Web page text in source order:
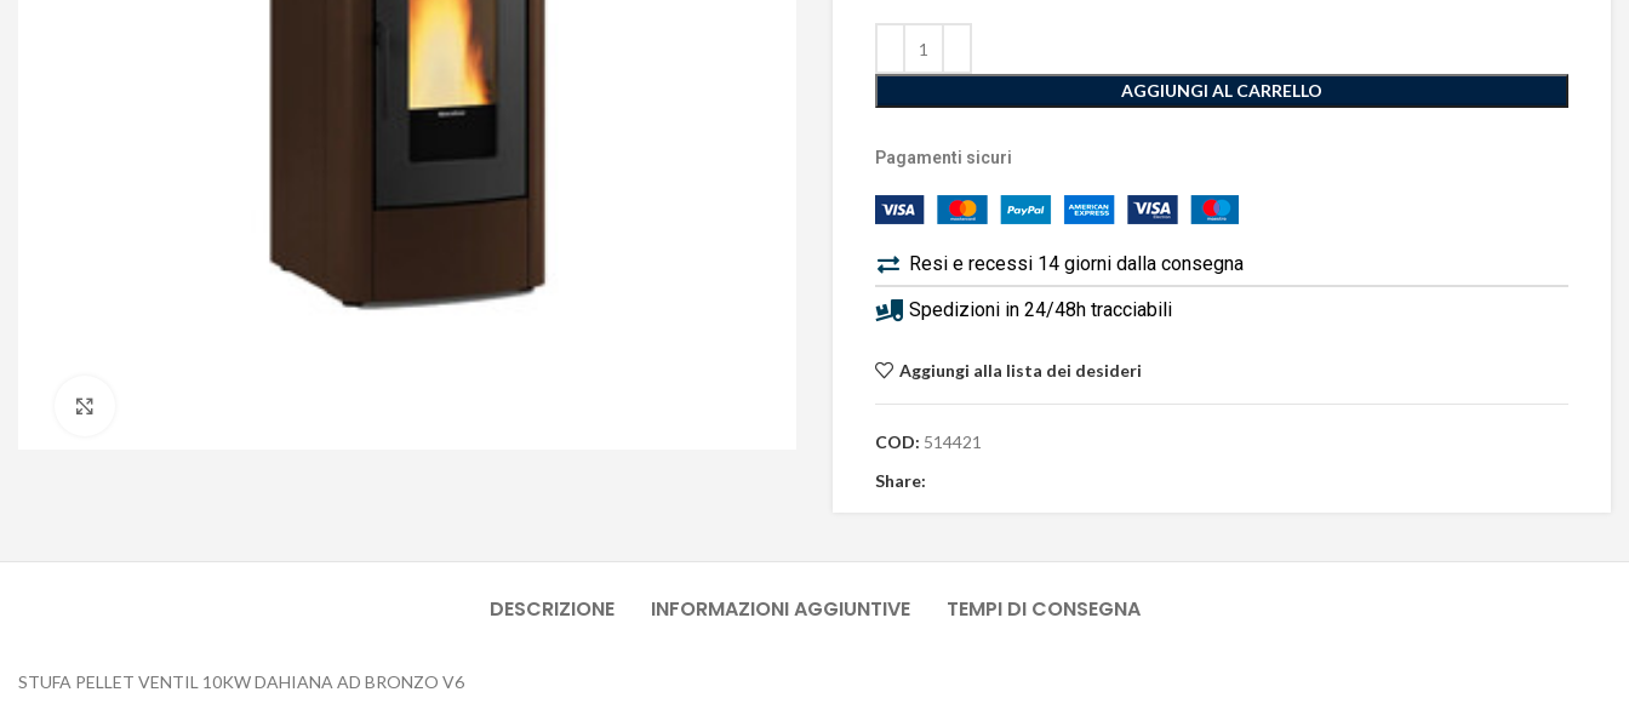
AGGIUNGI AL CARRELLO
Pagamenti sicuri
Resi e recessi 14 giorni dalla consegna
Spedizioni in 24/48h tracciabili
Aggiungi alla lista dei desideri
COD: 514421
Share:
DESCRIZIONE INFORMAZIONI AGGIUNTIVE TEMPI DI CONSEGNA
STUFA PELLET VENTIL 10KW DAHIANA AD BRONZO V6